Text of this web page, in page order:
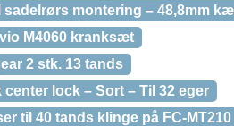
sadelrørs montering – 48,8mm
M4060 kranksæt
2 stk. 13 tands
lock – Sort – Til 32 eger
til 40 tands klinge på FC-MT210